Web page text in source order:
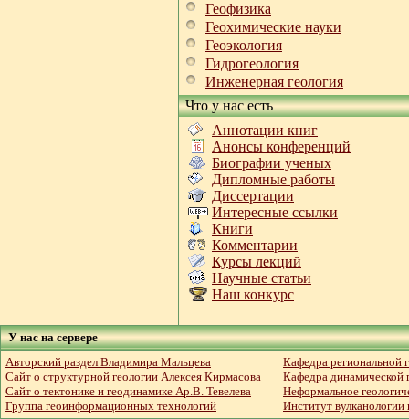
Геофизика
Геохимические науки
Геоэкология
Гидрогеология
Инженерная геология
Что у нас есть
Аннотации книг
Анонсы конференций
Биографии ученых
Дипломные работы
Диссертации
Интересные ссылки
Книги
Комментарии
Курсы лекций
Научные статьи
Наш конкурс
У нас на сервере
Авторский раздел Владимира Мальцева
Сайт о структурной геологии Алексея Кирмасова
Сайт о тектонике и геодинамике Ар.В. Тевелева
Группа геоинформационных технологий
Кафедра региональной
Кафедра динамической
Неформальное
Институт вулканологии